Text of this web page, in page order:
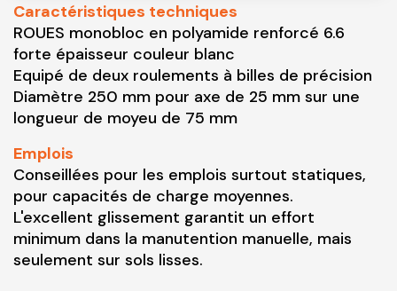
Caractéristiques techniques
ROUES monobloc en polyamide renforcé 6.6
forte épaisseur couleur blanc
Equipé de deux roulements à billes de précision
Diamètre 250 mm pour axe de 25 mm sur une
longueur de moyeu de 75 mm
Emplois
Conseillées pour les emplois surtout statiques,
pour capacités de charge moyennes.
L'excellent glissement garantit un effort
minimum dans la manutention manuelle, mais
seulement sur sols lisses.